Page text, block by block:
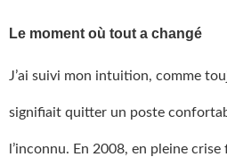
Le moment où tout a changé
J’ai suivi mon intuition, comme
signifiait quitter un poste
l’inconnu. En 2008, en pleine